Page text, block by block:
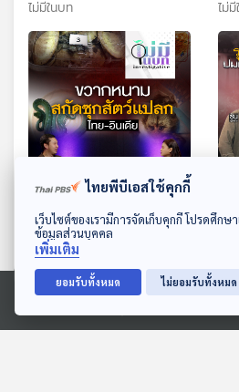
ดาวน์โหลด Thai PBS Podcast Application
Ⓒ 2020 องค์การกระจายเสียงและแพร่ภาพสาธารณะแห่งประเ
ไม่มีในบท ไม่
39:32
ขวากหนาม สกัดซุกสัตว์
แปลกไทย-อินเดีย
ไม่มีในบท
รุก
ตอนที่เกี่ยวข้อง
ไทยพีบีเอสใช้คุกกี้
เว็บไซต์ของเรามีการจัดเก็บคุกกี้ โปรดศึก
ข้อมูลส่วนบุคคล
เพิ่มเติม
ยอมรับทั้งหมด ไม่ยอมรับทั้งหมด